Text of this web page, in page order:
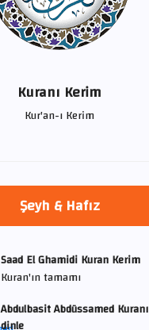
Kuranı Kerim
Kur'an-ı Kerim
Şeyh & Hafız
Saad El Ghamidi Kuran Kerim
Kuran'ın tamamı
Abdulbasit Abdüssamed Kuranı